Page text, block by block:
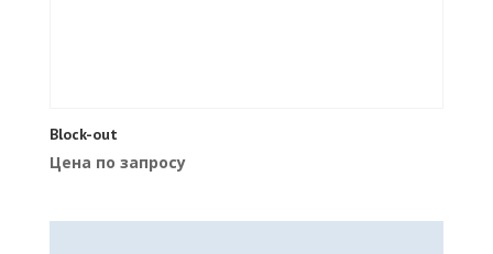
Block-out
Цена по запросу